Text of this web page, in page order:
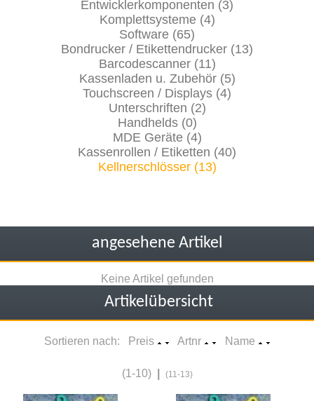
Entwicklerkomponenten (3)
Komplettsysteme (4)
Software (65)
Bondrucker / Etikettendrucker (13)
Barcodescanner (11)
Kassenladen u. Zubehör (5)
Touchscreen / Displays (4)
Unterschriften (2)
Handhelds (0)
MDE Geräte (4)
Kassenrollen / Etiketten (40)
Kellnerschlösser (13)
angesehene Artikel
Keine Artikel gefunden
Artikelübersicht
Sortieren nach: Preis Artnr Name
(1-10) (11-13)